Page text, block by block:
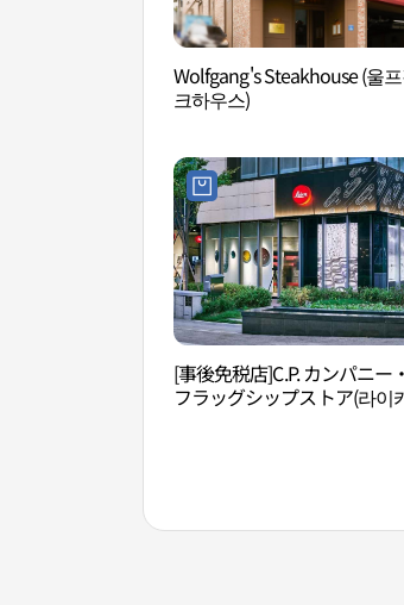
Wolfgang's Steakhouse (울
크하우스)
[事後免税店]C.P. カンパニー
フラッグシップストア(라이